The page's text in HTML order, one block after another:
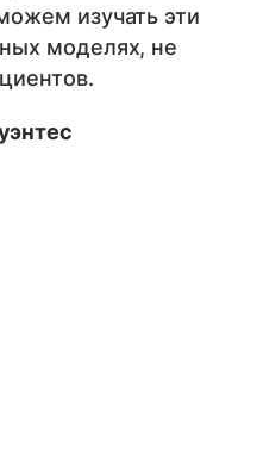
изучать эти
моделях, не